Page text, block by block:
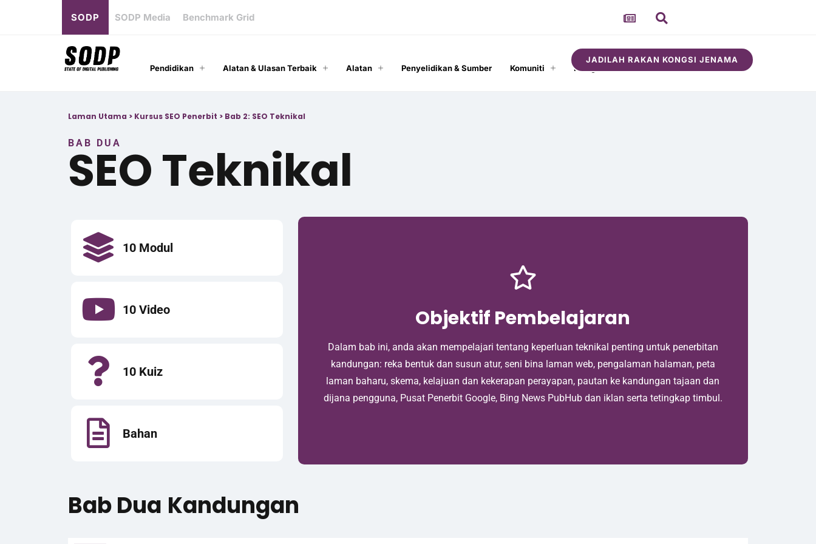
SODP SODP Media Benchmark Grid
Pendidikan Alatan & Ulasan Terbaik Alatan Penyelidikan & Sumber Komuniti Mengenai
JADILAH RAKAN KONGSI JENAMA
Laman Utama > Kursus SEO Penerbit > Bab 2: SEO Teknikal
BAB DUA
SEO Teknikal
10 Modul
10 Video
10 Kuiz
Bahan
Objektif Pembelajaran
Dalam bab ini, anda akan mempelajari tentang keperluan teknikal penting untuk penerbitan
kandungan: reka bentuk dan susun atur, seni bina laman web, pengalaman halaman, peta
laman baharu, skema, kelajuan dan kekerapan perayapan, pautan ke kandungan tajaan dan
dijana pengguna, Pusat Penerbit Google, Bing News PubHub dan iklan serta tetingkap timbul.
Bab Dua Kandungan